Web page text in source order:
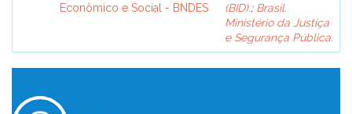
Econômico e Social - BNDES
(BID).; Brasil.
Ministério da Justiça
e Segurança Pública.